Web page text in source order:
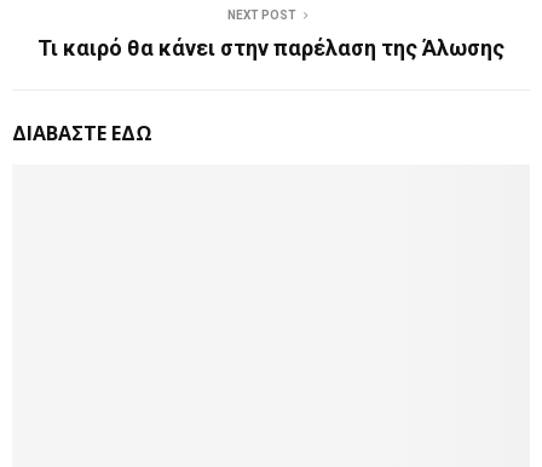
NEXT POST
Τι καιρό θα κάνει στην παρέλαση της Άλωσης
ΔΙΑΒΑΣΤΕ ΕΔΩ